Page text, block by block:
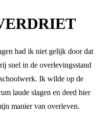
had ik niet gelijk door dat
snel in de overlevingsstand
Ik wilde op de
laude slagen en deed hier
manier van overleven.